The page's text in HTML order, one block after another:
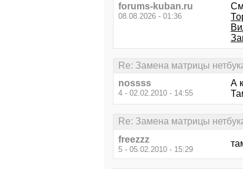
forums-kuban.ru
08.08.2026 - 01:36
Re: Замена матрицы
nossss
4 - 02.02.2010 - 14:55
А
Re: Замена матрицы
freezzz
5 - 05.02.2010 - 15:29